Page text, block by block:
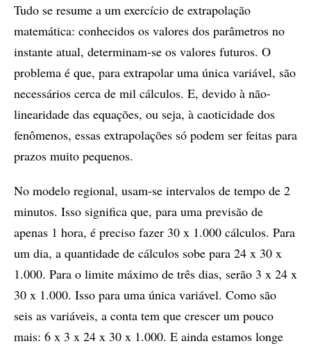
Tudo se resume a um exercício de extrapolação
matemática: conhecidos os valores dos parâmetros no
instante atual, determinam-se os valores futuros. O
problema é que, para extrapolar uma única variável, são
necessários cerca de mil cálculos. E, devido à não-
linearidade das equações, ou seja, à caoticidade dos
fenômenos, essas extrapolações só podem ser feitas para
prazos muito pequenos.
No modelo regional, usam-se intervalos de tempo de 2
minutos. Isso significa que, para uma previsão de
apenas 1 hora, é preciso fazer 30 x 1.000 cálculos. Para
um dia, a quantidade de cálculos sobe para 24 x 30 x
1.000. Para o limite máximo de três dias, serão 3 x 24 x
30 x 1.000. Isso para uma única variável. Como são
seis as variáveis, a conta tem que crescer um pouco
mais: 6 x 3 x 24 x 30 x 1.000. E ainda estamos longe